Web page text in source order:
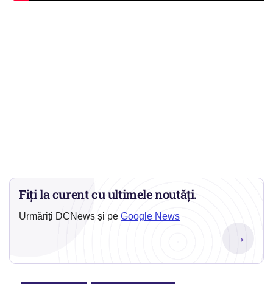
Fiți la curent cu ultimele noutăți.
Urmăriți DCNews și pe Google News
→